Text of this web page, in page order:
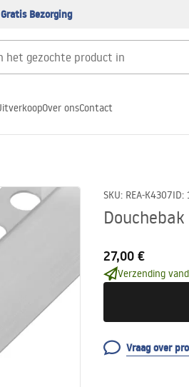
Gratis Bezorging
Over onsContact
SKU: REA-K4307ID:
27,00 €
Verzending
Vraag over